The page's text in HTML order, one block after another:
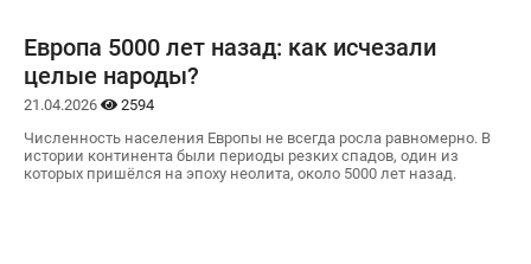
Европа 5000 лет назад: как исчезали
целые народы?
21.04.2026
2594
Численность населения Европы не всегда росла равномерно. В
истории континента были периоды резких спадов, один из
которых пришёлся на эпоху неолита, около 5000 лет назад.